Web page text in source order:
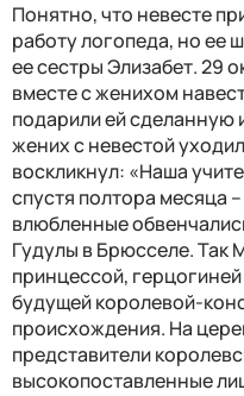
Понятно, что невесте
работу логопеда, но ее
ее сестры Элизабет. 29
вместе с женихом
подарили ей сделанную
жених с невестой
воскликнул: «Наша
спустя полтора месяца
влюбленные
Гудулы в Брюсселе. Так
принцессой,
будущей королевой-
происхождения. На
представители
высокопоставленные